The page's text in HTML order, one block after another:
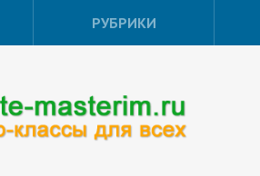
РУБРИКИ